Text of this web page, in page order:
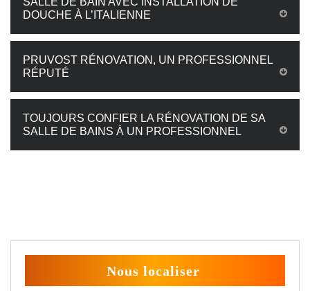
DOUCHE À L’ITALIENNE
PRUVOST RÉNOVATION, UN PROFESSIONNEL
RÉPUTÉ
TOUJOURS CONFIER LA RÉNOVATION DE SA
SALLE DE BAINS À UN PROFESSIONNEL
Nous localiser